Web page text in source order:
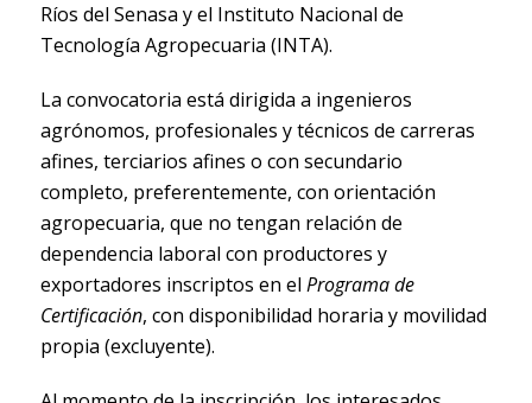
Ríos del Senasa y el Instituto Nacional de
Tecnología Agropecuaria (INTA).
La convocatoria está dirigida a ingenieros
agrónomos, profesionales y técnicos de carreras
afines, terciarios afines o con secundario
completo, preferentemente, con orientación
agropecuaria, que no tengan relación de
dependencia laboral con productores y
exportadores inscriptos en el Programa de
Certificación, con disponibilidad horaria y movilidad
propia (excluyente).